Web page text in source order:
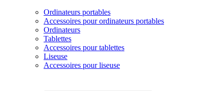
Ordinateurs portables
Accessoires pour ordinateurs portables
Ordinateurs
Tablettes
Accessoires pour tablettes
Liseuse
Accessoires pour liseuse